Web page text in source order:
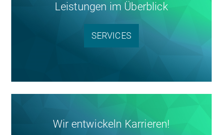
Leistungen im Überblick
SERVICES
Wir entwickeln Karrieren!